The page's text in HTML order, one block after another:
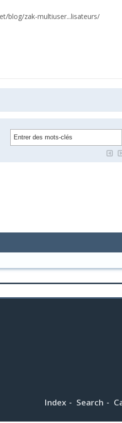
blog/zak-multiuser...lisateurs/
Index Search